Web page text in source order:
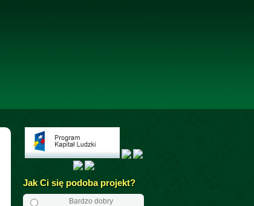
Jak Ci się podoba projekt?
Bardzo dobry